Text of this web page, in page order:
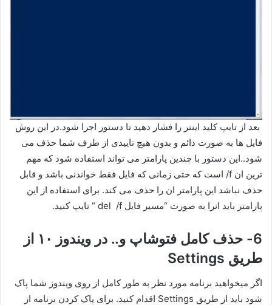
بعد از تایپ کلید اینتر را فشار دهید تا دستور اجرا شود.در این روش
فایل ها به صورت دائم و بدون هیچ تاییدی از طرف شما حذف می
شود..این دستور با چندین پارامتر می تواند استفاده شود که مهم
ترین ان f/ است که حتی زمانی که فایل فقط خواندنی باشد و قابل
حذف نباشد این پارامتر ان را حذف می کند. برای استفاده از این
پارامتر باید انرا به صورت “مسیر فایل del /f “ تایپ کنید.
6- حذف کامل فتوشاپ و.. در ویندوز ۱۰ از
طریق Settings
اگر میخواهید برنامه مورد نظر به طور کامل از روی ویندوز شما پاک
شود باید از طریق Settings اقدام کنید. برای پاک کردن برنامه از